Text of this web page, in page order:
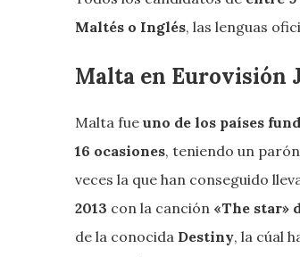
Maltés o Inglés, las lenguas
Malta en Eurovisión
Malta fue uno de los países
16 ocasiones, teniendo un
veces la que han conseguido
2013 con la canción «The star»
de la conocida Destiny, la cúal